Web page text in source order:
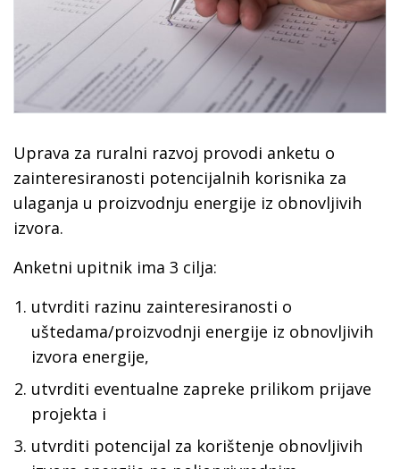
Uprava za ruralni razvoj provodi anketu o
zainteresiranosti potencijalnih korisnika za
ulaganja u proizvodnju energije iz obnovljivih
izvora.
Anketni upitnik ima 3 cilja:
utvrditi razinu zainteresiranosti o
uštedama/proizvodnji energije iz obnovljivih
izvora energije,
utvrditi eventualne zapreke prilikom prijave
projekta i
utvrditi potencijal za korištenje obnovljivih